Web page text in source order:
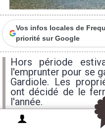
Vos infos locales de
priorité sur Google
Hors période
l'emprunter pour se
Gardiole. Les
ont décidé de le
l'année.
lundi